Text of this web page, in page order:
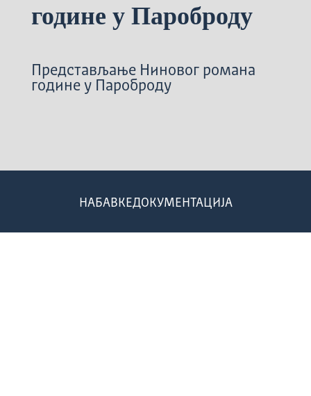
године у Пароброду
Представљање Ниновог романа
године у Пароброду
НАБАВКЕДОКУМЕНТАЦИЈА